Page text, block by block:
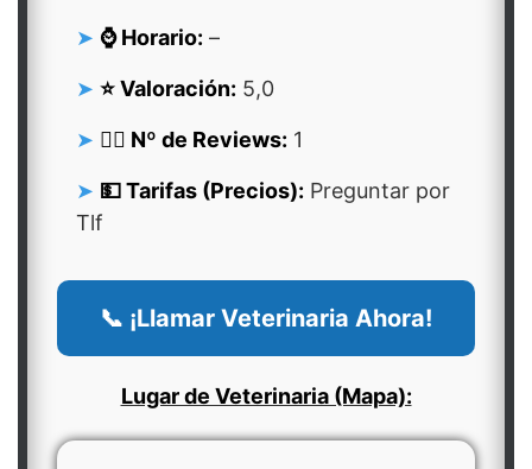
⌚ Horario: –
⭐ Valoración: 5,0
👍🏻 Nº de Reviews: 1
💵 Tarifas (Precios): Preguntar por
Tlf
📞 ¡Llamar Veterinaria Ahora!
Lugar de Veterinaria (Mapa):